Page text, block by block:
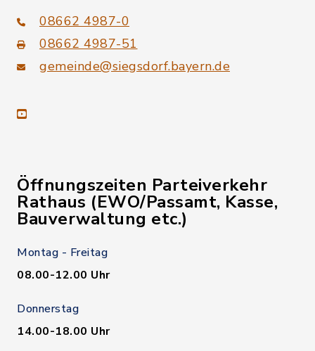
08662 4987-0
08662 4987-51
gemeinde@siegsdorf.bayern.de
youtube
Öffnungszeiten Parteiverkehr
Rathaus (EWO/Passamt, Kasse,
Bauverwaltung etc.)
Montag - Freitag
08.00-12.00 Uhr
Donnerstag
14.00-18.00 Uhr